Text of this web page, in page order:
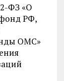
ФЗ «О
РФ,
ОМС»